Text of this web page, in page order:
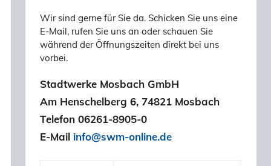
Wir sind gerne für Sie da. Schicken Sie uns eine
E-Mail, rufen Sie uns an oder schauen Sie
während der Öffnungszeiten direkt bei uns
vorbei.
Stadtwerke Mosbach GmbH
Am Henschelberg 6, 74821 Mosbach
Telefon 06261-8905-0
E-Mail info@swm-online.de